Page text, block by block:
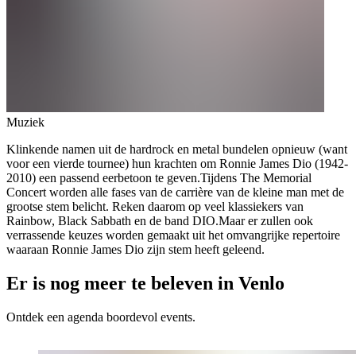
Muziek
Klinkende namen uit de hardrock en metal bundelen opnieuw (want
voor een vierde tournee) hun krachten om Ronnie James Dio (1942-
2010) een passend eerbetoon te geven.Tijdens The Memorial
Concert worden alle fases van de carrière van de kleine man met de
grootse stem belicht. Reken daarom op veel klassiekers van
Rainbow, Black Sabbath en de band DIO.Maar er zullen ook
verrassende keuzes worden gemaakt uit het omvangrijke repertoire
waaraan Ronnie James Dio zijn stem heeft geleend.
Er is nog meer te beleven in Venlo
Ontdek een agenda boordevol events.